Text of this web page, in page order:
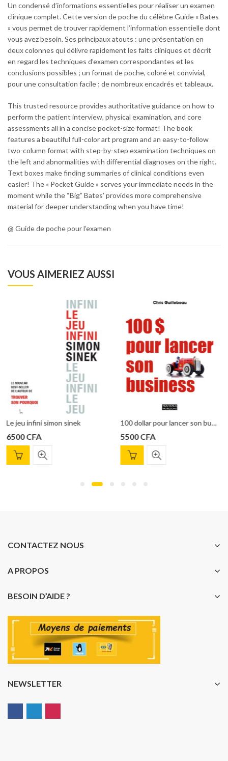
Un condensé d’informations essentielles pour réaliser un examen
clinique complet. Cette version de poche du célèbre Guide « Bates
» vous permet de trouver rapidement l’information essentielle dont
vous avez besoin. Ses principaux atouts : une présentation en
deux colonnes qui délivre rapidement les faits cliniques et décrit
en regard les techniques d’examen correspondantes et les
conclusions possibles ; un format de poche, coloré et convivial,
pour une consultation facile ; de nombreux encadrés et tableaux.
This trusted resource provides authoritative guidance on how to
perform the patient interview, physical examination, and core
assessments all in a concise pocket-size format! The book
features a beautiful full-color art program and an easy-to-follow
two-column format with step-by-step examination techniques on
the left and abnormalities with differential diagnoses on the right.
Text boxes make finding summaries of clinical conditions even
easier! The « Pocket Guide » serves your immediate needs in the
moment while the “Big” Bates’ provides more comprehensive
material for deeper understanding when you have time!
@ Guide de poche pour l’examen
VOUS AIMERIEZ AUSSI
100 dollar pour lancer son business – Chris Guillebeau 5000CFA
CONTACTEZ NOUS
A PROPOS
BESOIN D’AIDE ?
NEWSLETTER